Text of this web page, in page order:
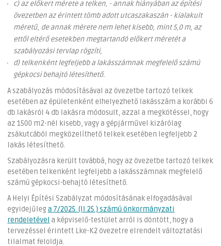
c) az előkert mérete a telken, - annak hiányában az építési
övezetben az érintett tömb adott utcaszakaszán - kialakult
méretű, de annak mérete nem lehet kisebb, mint 5,0 m, az
ettől eltérő esetekben megtartandó előkert méretét a
szabályozási tervlap rögzíti,
d) telkenként legfeljebb a lakásszámnak megfelelő számú
gépkocsi behajtó létesíthető.
A szabályozás módosításával az övezetbe tartozó telkek
esetében az épületenként elhelyezhető lakásszám a korábbi 6
db lakásról 4 db lakásra módosult, azzal a megkötéssel, hogy
az 1500 m2-nél kisebb, vagy a gépjárművel kizárólag
zsákutcából megközelíthető telkek esetében legfeljebb 2
lakás létesíthető.
Szabályozásra került továbbá, hogy az övezetbe tartozó telkek
esetében telkenként legfeljebb a lakásszámnak megfelelő
számú gépkocsi-behajtó létesíthető.
A Helyi Építési Szabályzat módosításának elfogadásával
egyidejűlega 7/2025. (II.25.) számú önkormányzati
rendeletével a képviselő-testület arról is döntött, hogy a
tervezéssel érintett Lke-K2 övezetre elrendelt változtatási
tilalmat feloldja.